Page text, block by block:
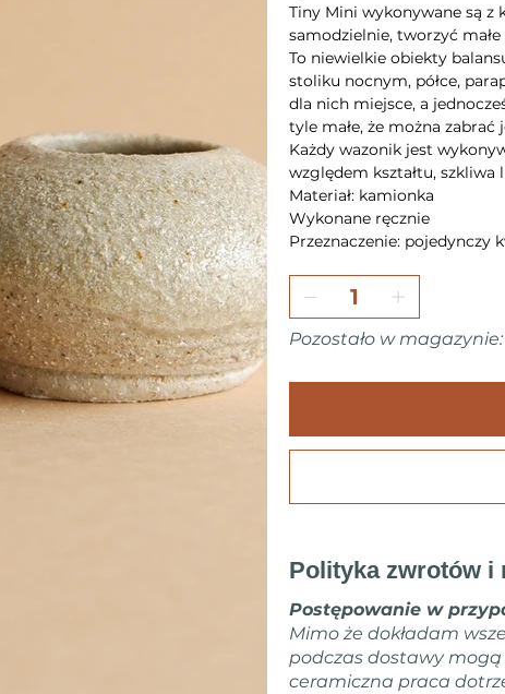
Tiny Mini wykonywane są z
samodzielnie, tworzyć
To niewielkie obiekty
stoliku nocnym, półce,
dla nich miejsce, a
tyle małe, że można
Każdy wazonik jest
względem kształtu, szkliwa
Materiał: kamionka
Wykonane ręcznie
Przeznaczenie: pojedynczy
Pozostało w magazynie:
Polityka zwrotów i
Postępowanie w
Mimo że dokładam
podczas dostawy mogą
ceramiczna praca